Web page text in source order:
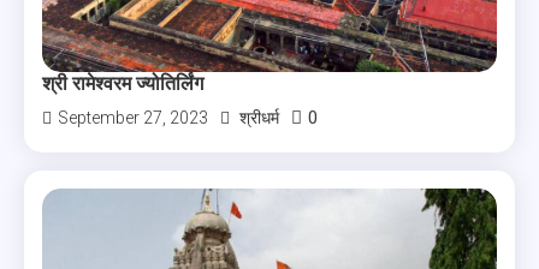
श्री रामेश्वरम ज्योतिर्लिंग
September 27, 2023 श्रीधर्म 0